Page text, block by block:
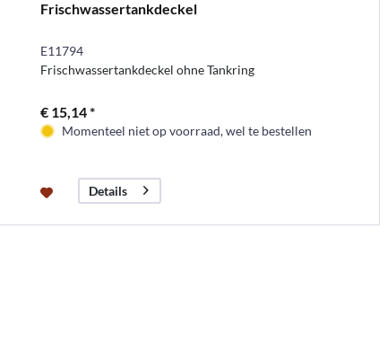
Frischwassertankdeckel
E11794
Frischwassertankdeckel ohne Tankring
€ 15,14 *
Momenteel niet op voorraad, wel te bestellen
Details